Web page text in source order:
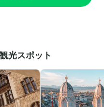
光スポット